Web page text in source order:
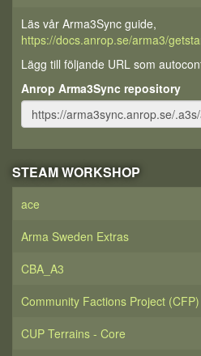
Läs vår Arma3Sync guide,
https://docs.anrop.se/arma3/
Lägg till följande URL som
Anrop Arma3Sync repository
STEAM WORKSHOP
ace
Arma Sweden Extras
CBA_A3
Community Factions Project (CFP)
CUP Terrains - Core